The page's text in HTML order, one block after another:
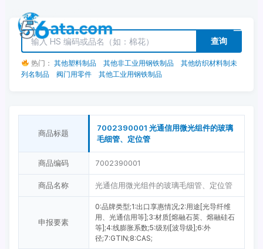
查询
热门： 其他塑料制品 其他非工业用钢铁制品
其他纺织材料制未
列名制品
阀门用零件 其他工业用钢铁制品
商品标题
7002390001 光通信用微光组件的玻璃
毛细管、定位管
商品编码 7002390001
商品名称 光通信用微光组件的玻璃毛细管、定位管
申报要素
0:品牌类型;1:出口享惠情况;2:用途[光导纤维
用、光通信用等];3:材质[熔融石英、熔融硅石
等];4:线膨胀系数;5:级别[波导级];6:外
径;7:GTIN;8:CAS;